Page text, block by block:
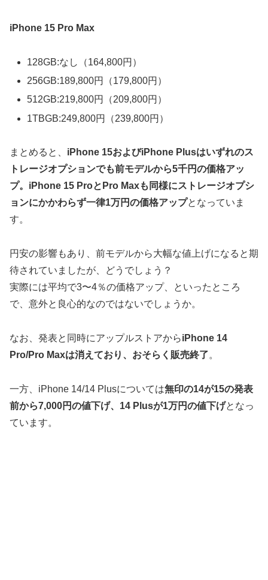
iPhone 15 Pro Max
128GB:なし（164,800円）
256GB:189,800円（179,800円）
512GB:219,800円（209,800円）
1TBGB:249,800円（239,800円）
まとめると、 iPhone 15およびiPhone Plusはいずれのス
トレージオプションでも前モデルから5千円の価格アッ
プ。iPhone 15 ProとPro Maxも同様にストレージオプシ
ョンにかかわらず一律1万円の価格アップとなっていま
す。
円安の影響もあり、前モデルから大幅な値上げになると期
待されていましたが、どうでしょう？
実際には平均で3〜4％の価格アップ、といったところ
で、意外と良心的なのではないでしょうか。
なお、発表と同時にアップルストアからiPhone 14
Pro/Pro Maxは消えており、おそらく販売終了。
一方、iPhone 14/14 Plusについては無印の14が15の発表
前から7,000円の値下げ、14 Plusが1万円の値下げとなっ
ています。